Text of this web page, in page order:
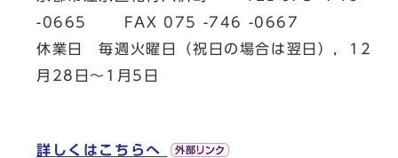
-0665 FAX 075 -746 -0667
休業日 毎週火曜日（祝日の場合は翌日），12
月28日～1月5日
詳しくはこちらへ